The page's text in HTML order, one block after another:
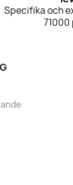
Specifika och
71000